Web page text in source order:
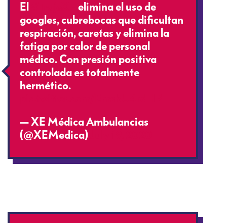
El
elimina el uso de
googles, cubrebocas que dificultan
respiración, caretas y elimina la
fatiga por calor de personal
médico. Con presión positiva
controlada es totalmente
hermético.
— XE Médica Ambulancias
(@XEMedica)